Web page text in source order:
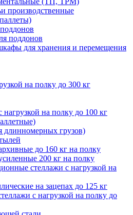
производственные
поддонов
для хранения и перемещения
на полку до 300 кг
на полку до 100 кг
длинномерных грузов)
до 160 кг на полку
200 кг на полку
стеллажи с нагрузкой на
на зацепах до 125 кг
с нагрузкой на полку до